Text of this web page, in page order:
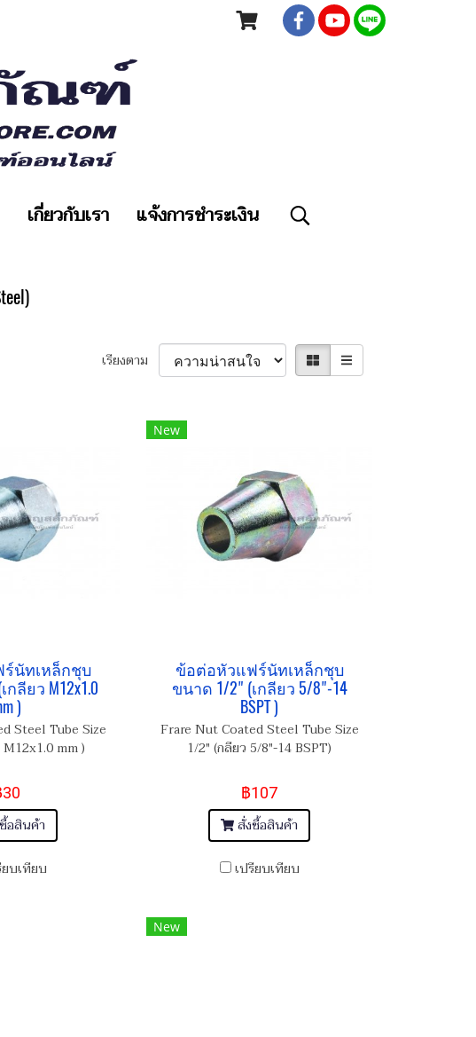
เกี่ยวกับเรา แจ้งการชำระเงิน
เรียงตาม
นัทเหล็กชุบ
ลียว M12x1.0
)
Steel Tube Size
mm )
อสินค้า
บเทียบ
New
ข้อต่อหัวแฟร์นัทเหล็กชุบ
ขนาด 1/2" (เกลียว 5/8"-14
BSPT )
Frare Nut Coated Steel Tube Size
1/2" (กลียว 5/8"-14 BSPT)
฿107
สั่งซื้อสินค้า
เปรียบเทียบ
New